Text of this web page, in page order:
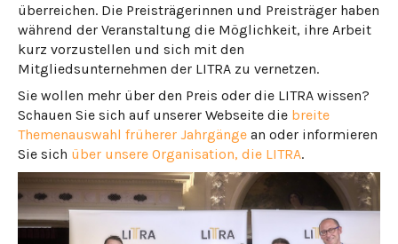
überreichen. Die Preisträgerinnen und Preisträger haben
während der Veranstaltung die Möglichkeit, ihre Arbeit
kurz vorzustellen und sich mit den
Mitgliedsunternehmen der LITRA zu vernetzen.
Sie wollen mehr über den Preis oder die LITRA wissen?
Schauen Sie sich auf unserer Webseite die breite
Themenauswahl früherer Jahrgänge an oder informieren
Sie sich über unsere Organisation, die LITRA.